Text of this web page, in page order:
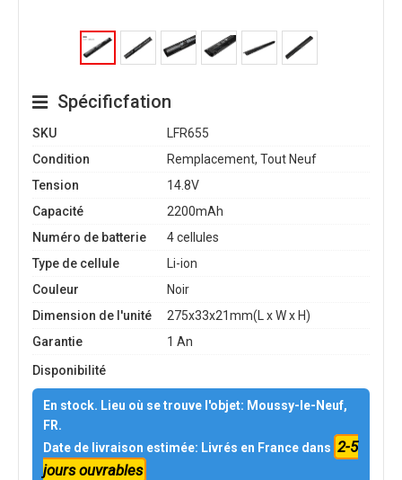
Spécificfation
SKU
LFR655
Condition
Remplacement, Tout Neuf
Tension
14.8V
Capacité
2200mAh
Numéro de batterie
4 cellules
Type de cellule
Li-ion
Couleur
Noir
Dimension de l'unité
275x33x21mm(L x W x H)
Garantie
1 An
Disponibilité
En stock. Lieu où se trouve l'objet: Moussy-le-Neuf,
FR.
Date de livraison estimée: Livrés en France dans 2-5
jours ouvrables